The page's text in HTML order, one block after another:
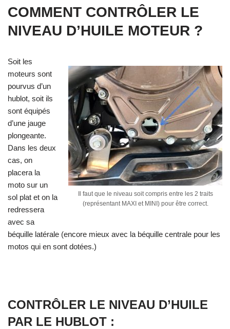
COMMENT CONTRÔLER LE
NIVEAU D’HUILE MOTEUR ?
Il faut que le niveau soit compris entre les 2 traits
(représentant MAXI et MINI) pour être correct.
Soit les
moteurs sont
pourvus d’un
hublot, soit ils
sont équipés
d’une jauge
plongeante.
Dans les deux
cas, on
placera la
moto sur un
sol plat et on la
redressera
avec sa
béquille latérale (encore mieux avec la béquille centrale pour les
motos qui en sont dotées.)
CONTRÔLER LE NIVEAU D’HUILE
PAR LE HUBLOT :